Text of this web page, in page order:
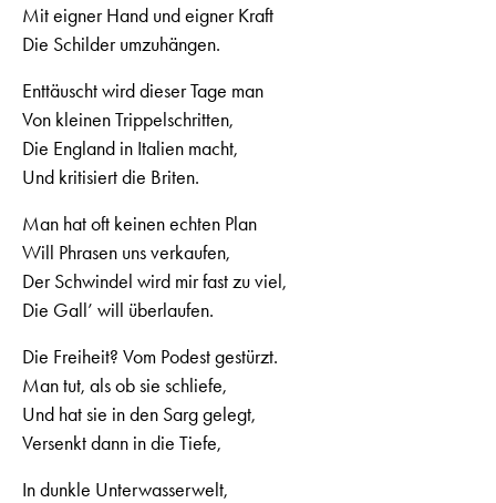
Mit eigner Hand und eigner Kraft
Die Schilder umzuhängen.
Enttäuscht wird dieser Tage man
Von kleinen Trippelschritten,
Die England in Italien macht,
Und kritisiert die Briten.
Man hat oft keinen echten Plan
Will Phrasen uns verkaufen,
Der Schwindel wird mir fast zu viel,
Die Gall’ will überlaufen.
Die Freiheit? Vom Podest gestürzt.
Man tut, als ob sie schliefe,
Und hat sie in den Sarg gelegt,
Versenkt dann in die Tiefe,
In dunkle Unterwasserwelt,